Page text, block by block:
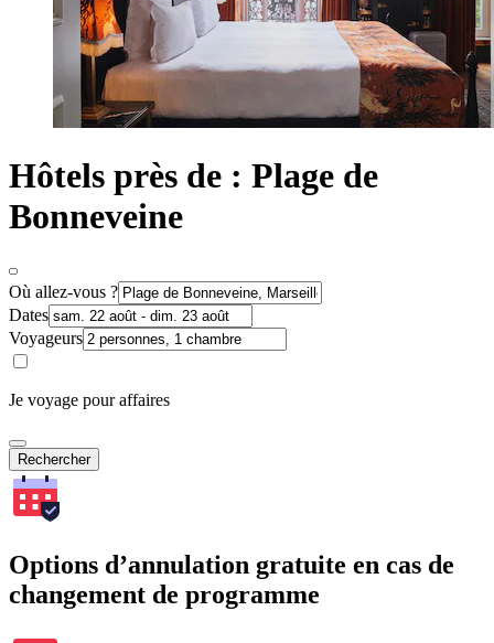
Hôtels près de : Plage de
Bonneveine
Où allez-vous ?
Dates
Voyageurs
Je voyage pour affaires
Rechercher
Options d’annulation gratuite en cas de
changement de programme